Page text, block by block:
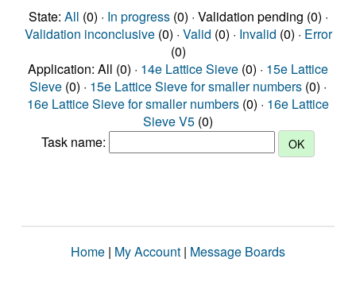
State: All (0) · In progress(0) · Validation pending (0) ·
Validation inconclusive(0) · Valid (0) · Invalid (0) · Error
(0)
Application: All (0) · 14e Lattice Sieve (0) · 15e Lattice
Sieve (0) · 15e Lattice Sieve for smaller numbers (0) ·
16e Lattice Sieve for smaller numbers (0) · 16e Lattice
Sieve V5 (0)
Task name:
Home | My Account | Message Boards